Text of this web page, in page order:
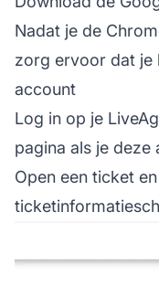
Nadat je de
zorg ervoor dat je
account
Log in op je
pagina als je deze
Open een ticket